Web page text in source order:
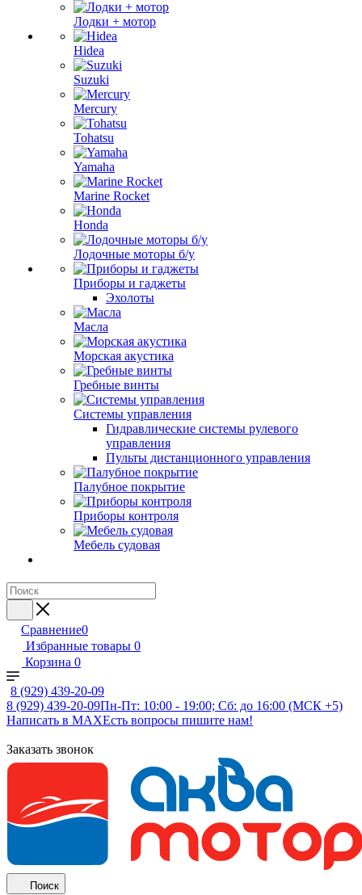
Лодки + мотор
Hidea
Suzuki
Mercury
Tohatsu
Yamaha
Marine Rocket
Honda
Лодочные моторы б/у
Приборы и гаджеты
Эхолоты
Масла
Морская акустика
Гребные винты
Системы управления
Гидравлические системы рулевого
управления
Пульты дистанционного управления
Палубное покрытие
Приборы контроля
Мебель судовая
Сравнение0
Избранные товары 0
Корзина 0
8 (929) 439-20-09
8 (929) 439-20-09Пн-Пт: 10:00 - 19:00; Сб: до 16:00 (МСК +5)
Написать в MAXЕсть вопросы пишите нам!
Заказать звонок
Поиск